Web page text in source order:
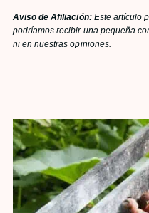
Aviso de Afiliación: Este artículo
podríamos recibir una pequeña
ni en nuestras opiniones.